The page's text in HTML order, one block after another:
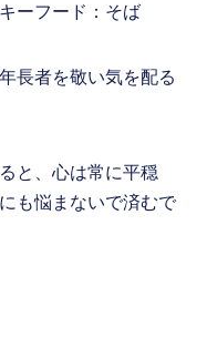
ーフード：そば
長者を敬い気を配る
と、心は常に平穏
も悩まないで済むで